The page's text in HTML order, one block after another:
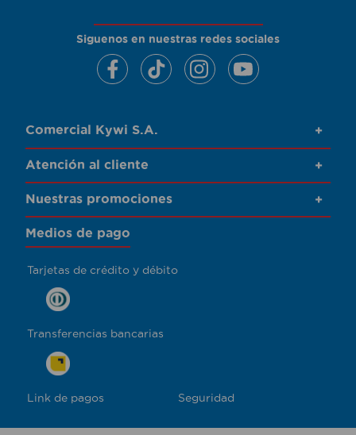
Siguenos en nuestras redes sociales
Comercial Kywi S.A. +
Atención al cliente +
Nuestras promociones +
Medios de pago
Tarjetas de crédito y débito
Transferencias bancarias
Link de pagos Seguridad